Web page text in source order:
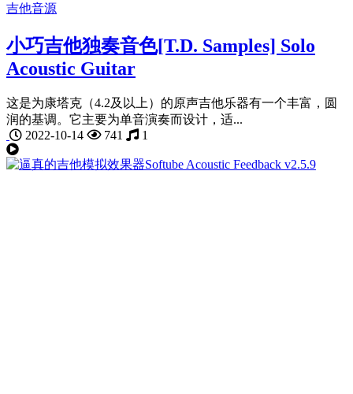
吉他音源
小巧吉他独奏音色[T.D. Samples] Solo
Acoustic Guitar
这是为康塔克（4.2及以上）的原声吉他乐器有一个丰富，圆
润的基调。它主要为单音演奏而设计，适...
2022-10-14
741 1